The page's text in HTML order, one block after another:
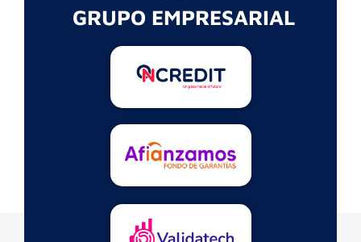
GRUPO EMPRESARIAL